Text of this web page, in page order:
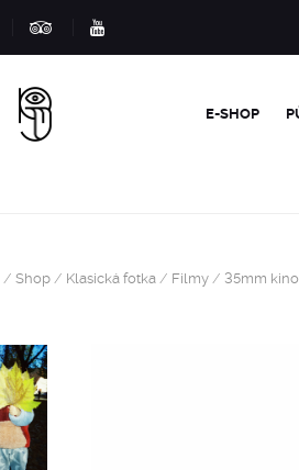
E-SHOP
/ Shop / Klasická fotka / Filmy / 35mm